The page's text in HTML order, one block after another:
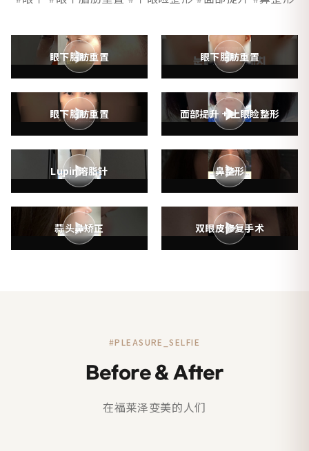
▶
眼下脂肪重置 ▶
眼下脂肪重置
▶
眼下脂肪重置 ▶
面部提升 + 上眼睑整形
▶
Lupin溶脂针 ▶
鼻整形
▶
蒜头鼻矫正 ▶
双眼皮修复手术
#PLEASURE_SELFIE
Before & After
在福莱泽变美的人们